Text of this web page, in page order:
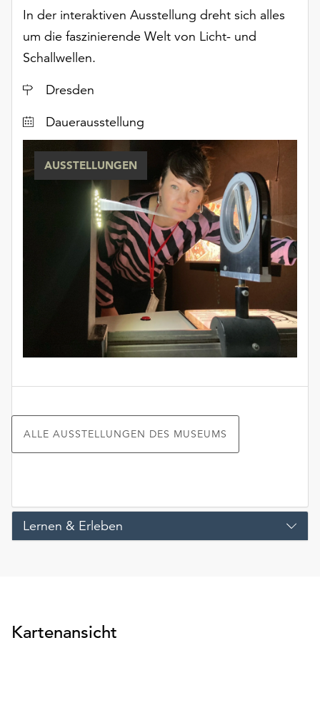
In der interaktiven Ausstellung dreht sich alles
um die faszinierende Welt von Licht- und
Schallwellen.
Ort
Dresden
Dauerausstellung
AUSSTELLUNGEN
ALLE AUSSTELLUNGEN DES MUSEUMS
Lernen & Erleben
Kartenansicht